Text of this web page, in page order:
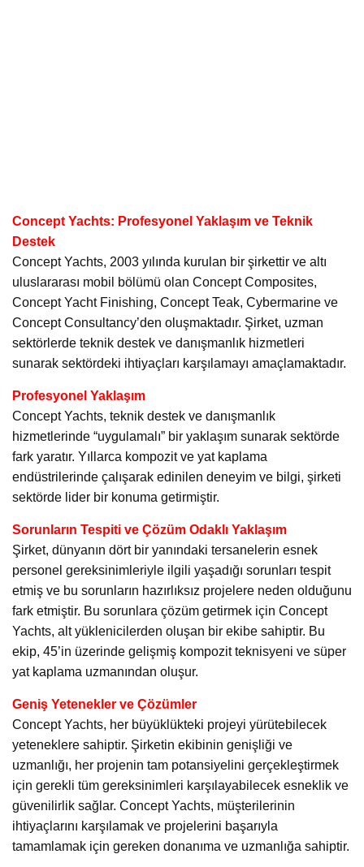
Concept Yachts: Profesyonel Yaklaşım ve Teknik
Destek
Concept Yachts, 2003 yılında kurulan bir şirkettir ve altı
uluslararası mobil bölümü olan Concept Composites,
Concept Yacht Finishing, Concept Teak, Cybermarine ve
Concept Consultancy’den oluşmaktadır. Şirket, uzman
sektörlerde teknik destek ve danışmanlık hizmetleri
sunarak sektördeki ihtiyaçları karşılamayı amaçlamaktadır.
Profesyonel Yaklaşım
Concept Yachts, teknik destek ve danışmanlık
hizmetlerinde “uygulamalı” bir yaklaşım sunarak sektörde
fark yaratır. Yıllarca kompozit ve yat kaplama
endüstrilerinde çalışarak edinilen deneyim ve bilgi, şirketi
sektörde lider bir konuma getirmiştir.
Sorunların Tespiti ve Çözüm Odaklı Yaklaşım
Şirket, dünyanın dört bir yanındaki tersanelerin esnek
personel gereksinimleriyle ilgili yaşadığı sorunları tespit
etmiş ve bu sorunların hazırlıksız projelere neden olduğunu
fark etmiştir. Bu sorunlara çözüm getirmek için Concept
Yachts, alt yüklenicilerden oluşan bir ekibe sahiptir. Bu
ekip, 45’in üzerinde gelişmiş kompozit teknisyeni ve süper
yat kaplama uzmanından oluşur.
Geniş Yetenekler ve Çözümler
Concept Yachts, her büyüklükteki projeyi yürütebilecek
yeteneklere sahiptir. Şirketin ekibinin genişliği ve
uzmanlığı, her projenin tam potansiyelini gerçekleştirmek
için gerekli tüm gereksinimleri karşılayabilecek esneklik ve
güvenilirlik sağlar. Concept Yachts, müşterilerinin
ihtiyaçlarını karşılamak ve projelerini başarıyla
tamamlamak için gereken donanıma ve uzmanlığa sahiptir.